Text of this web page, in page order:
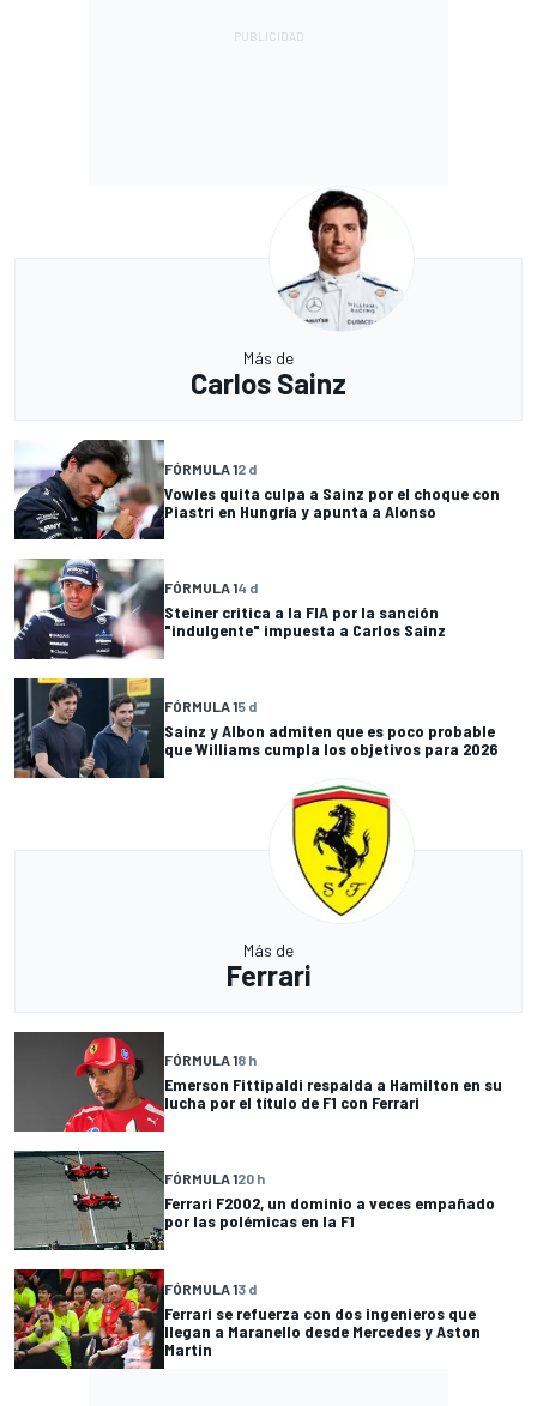
Más de
Carlos Sainz
FÓRMULA 12 d
Vowles quita culpa a Sainz por el choque con
Piastri en Hungría y apunta a Alonso
FÓRMULA 14 d
Steiner critica a la FIA por la sanción
"indulgente" impuesta a Carlos Sainz
FÓRMULA 15 d
Sainz y Albon admiten que es poco probable
que Williams cumpla los objetivos para 2026
Más de
Ferrari
FÓRMULA 18 h
Emerson Fittipaldi respalda a Hamilton en su
lucha por el título de F1 con Ferrari
FÓRMULA 120 h
Ferrari F2002, un dominio a veces empañado
por las polémicas en la F1
FÓRMULA 13 d
Ferrari se refuerza con dos ingenieros que
llegan a Maranello desde Mercedes y Aston
Martin